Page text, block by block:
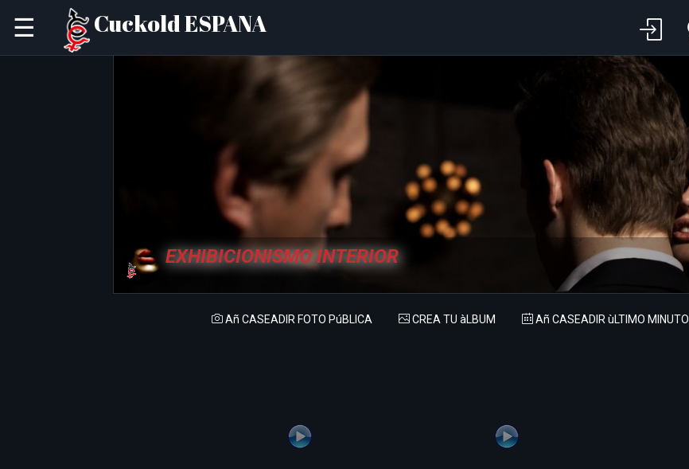
Cuckold ESPANA
☰
EXHIBICIONISMO INTERIOR
Añ CASEADIR FOTO PúBLICA CREA TU àLBUM Añ CASEADIR ùLTIMO MINUTO